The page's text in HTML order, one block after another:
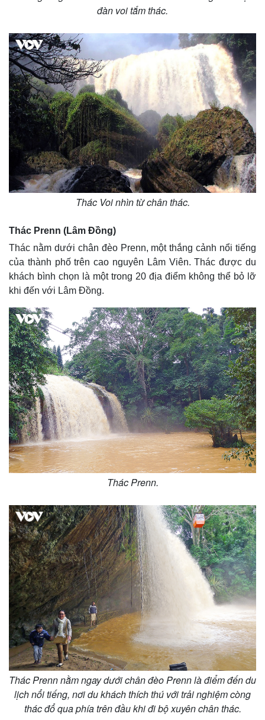
Pháp luật
Vụ án
Tin nóng
Tư vấn luật
Quân sự - Quốc phòng
Vũ khí
Việt Nam
Phân tích
đàn voi tắm thác.
Thác Voi nhìn từ chân thác.
Thác Prenn (Lâm Đồng)
Thác nằm dưới chân đèo Prenn, một thắng cảnh nổi tiếng
của thành phố trên cao nguyên Lâm Viên. Thác được du
khách bình chọn là một trong 20 địa điểm không thể bỏ lỡ
khi đến với Lâm Đồng.
Thác Prenn.
Thác Prenn nằm ngay dưới chân đèo Prenn là điểm đến du
lịch nổi tiếng, nơi du khách thích thú với trải nghiệm còng
thác đổ qua phía trên đầu khi đi bộ xuyên chân thác.